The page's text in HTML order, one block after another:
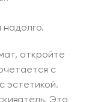
откройте
с
эстетикой.